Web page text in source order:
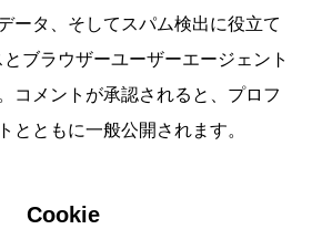
ータ、そしてスパム検出に役立て
ブラウザーユーザーエージェント
コメントが承認されると、プロフ
とともに一般公開されます。
Cookie